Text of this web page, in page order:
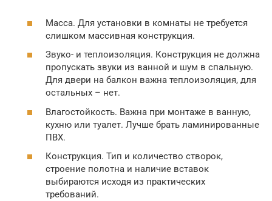
Масса. Для установки в комнаты не требуется
слишком массивная конструкция.
Звуко- и теплоизоляция. Конструкция не должна
пропускать звуки из ванной и шум в спальную.
Для двери на балкон важна теплоизоляция, для
остальных – нет.
Влагостойкость. Важна при монтаже в ванную,
кухню или туалет. Лучше брать ламинированные
ПВХ.
Конструкция. Тип и количество створок,
строение полотна и наличие вставок
выбираются исходя из практических
требований.